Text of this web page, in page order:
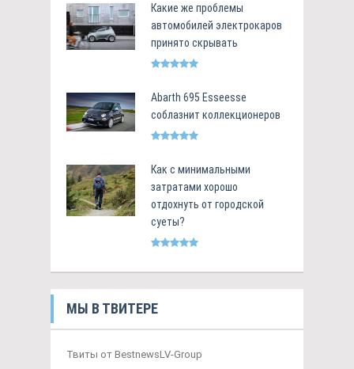
Какие же проблемы
автомобилей электрокаров
принято скрывать
Abarth 695 Esseesse
соблазнит коллекционеров
Как с минимальными
затратами хорошо
отдохнуть от городской
суеты?
МЫ В ТВИТЕРЕ
Твиты от BestnewsLV-Group